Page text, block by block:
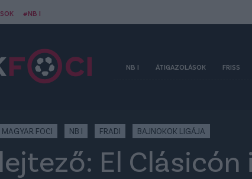
#NB I
NB I ÁTIGAZOLÁSOK FRISS
MAGYAR FOCI NB I FRADI BAJNOKOK LIGÁJA
El